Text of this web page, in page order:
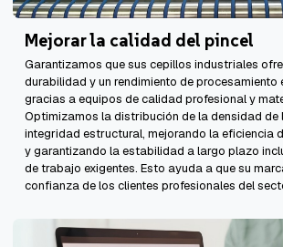
Mejorar la calidad del pincel
Garantizamos que sus cepillos industriales
durabilidad y un rendimiento de procesamiento
gracias a equipos de calidad profesional y
Optimizamos la distribución de la densidad de
integridad estructural, mejorando la eficiencia
y garantizando la estabilidad a largo plazo
de trabajo exigentes. Esto ayuda a que su
confianza de los clientes profesionales del